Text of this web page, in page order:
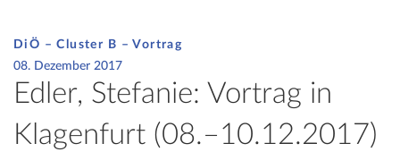
DiÖ – Cluster B – Vortrag
08. Dezember 2017
Edler, Stefanie: Vortrag in
Klagenfurt (08.–10.12.2017)